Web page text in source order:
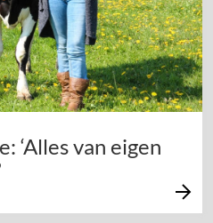
‘Alles van eigen